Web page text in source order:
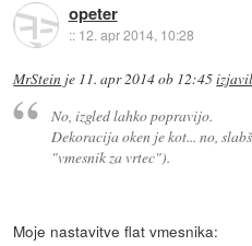
opeter
:: 12. apr 2014, 10:28
MrStein je 11. apr 2014 ob 12:45
No, izgled lahko popravijo.
Dekoracija oken je kot... no,
"vmesnik za vrtec").
Moje nastavitve flat vmesnika: